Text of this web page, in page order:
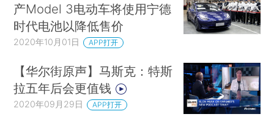
产Model 3电动车将使用宁德
时代电池以降低售价
2020年10月01日 APP打开
【华尔街原声】马斯克：特斯
拉五年后会更值钱
2020年09月29日 APP打开